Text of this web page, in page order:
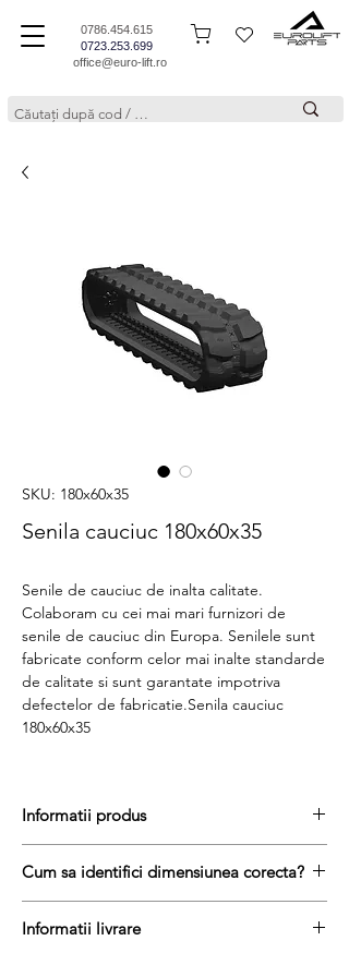
0786.454.615
0723.253.699
office@euro-lift.ro
SKU: 180x60x35
Senila cauciuc 180x60x35
Senile de cauciuc de inalta calitate.
Colaboram cu cei mai mari furnizori de
senile de cauciuc din Europa. Senilele sunt
fabricate conform celor mai inalte standarde
de calitate si sunt garantate impotriva
defectelor de fabricatie.Senila cauciuc
180x60x35
Informatii produs
livrare
Disponibilitate : stoc
Produs aftermarket
Cum sa identifici dimensiunea corecta?
cauciuc, urmati acesti trei pasi simpli:
Informatii livrare